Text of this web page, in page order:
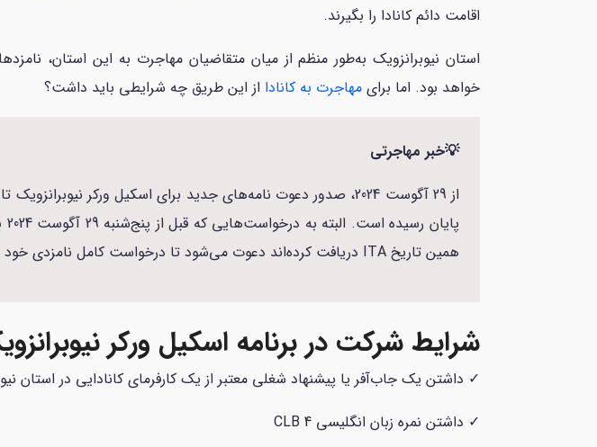
اقامت دائم کانادا را بگیرند.
استان نیوبرانزویک به‌طور منظم از میان متقاضیان مهاجرت به این استان،
خواهد بود. اما برای مهاجرت به کانادا از این طریق چه شرایطی باید داشت؟
💡خبر مهاجرتی
همین تاریخ ITA دریافت کرده‌اند دعوت می‌شود تا درخواست کامل نامزدی خود را ارسال کنند.
شرایط شرکت در برنامه اسکیل ورکر
✓ داشتن یک جاب‌آفر یا پیشنهاد شغلی معتبر از یک کارفرمای کانادایی در استان
✓ داشتن نمره زبان انگلیسی CLB 4